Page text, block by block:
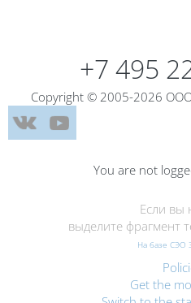
+7 495
Copyright © 2005-2026
You are not
Если вы
выделите фрагмент
На базе СЭО
Get the